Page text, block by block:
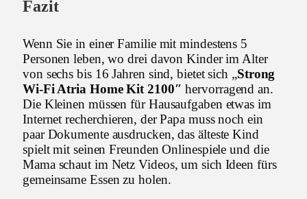
Fazit
Wenn Sie in einer Familie mit mindestens 5
Personen leben, wo drei davon Kinder im Alter
von sechs bis 16 Jahren sind, bietet sich „Strong
Wi-Fi Atria Home Kit 2100″hervorragend an.
Die Kleinen müssen für Hausaufgaben etwas im
Internet recherchieren, der Papa muss noch ein
paar Dokumente ausdrucken, das älteste Kind
spielt mit seinen Freunden Onlinespiele und die
Mama schaut im Netz Videos, um sich Ideen fürs
gemeinsame Essen zu holen.